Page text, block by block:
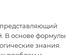
В основе формулы
знания.